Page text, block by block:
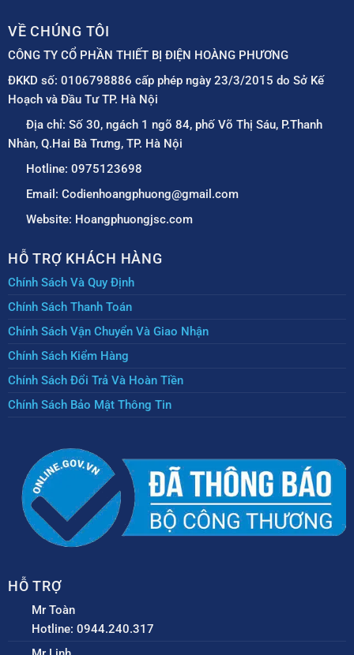
VỀ CHÚNG TÔI
CÔNG TY CỔ PHẦN THIẾT BỊ ĐIỆN HOÀNG PHƯƠNG
ĐKKD số: 0106798886 cấp phép ngày 23/3/2015 do Sở Kế
Hoạch và Đầu Tư TP. Hà Nội
Địa chỉ: Số 30, ngách 1 ngõ 84, phố Võ Thị Sáu, P.Thanh
Nhàn, Q.Hai Bà Trưng, TP. Hà Nội
Hotline: 0975123698
Email: Codienhoangphuong@gmail.com
Website: Hoangphuongjsc.com
HỖ TRỢ KHÁCH HÀNG
Chính Sách Và Quy Định
Chính Sách Thanh Toán
Chính Sách Vận Chuyển Và Giao Nhận
Chính Sách Kiểm Hàng
Chính Sách Đổi Trả Và Hoàn Tiền
Chính Sách Bảo Mật Thông Tin
HỖ TRỢ
Mr Toàn
Hotline: 0944.240.317